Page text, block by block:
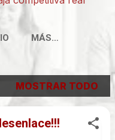
MÁS…
MOSTRAR TODO